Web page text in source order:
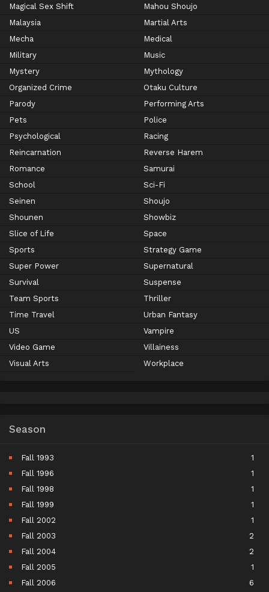
Magical Sex Shift
Mahou Shoujo
Malaysia
Martial Arts
Mecha
Medical
Military
Music
Mystery
Mythology
Organized Crime
Otaku Culture
Parody
Performing Arts
Pets
Police
Psychological
Racing
Reincarnation
Reverse Harem
Romance
Samurai
School
Sci-Fi
Seinen
Shoujo
Shounen
Showbiz
Slice of Life
Space
Sports
Strategy Game
Super Power
Supernatural
Survival
Suspense
Team Sports
Thriller
Time Travel
Urban Fantasy
US
Vampire
Video Game
Villainess
Visual Arts
Workplace
Season
Fall 1993
1
Fall 1996
1
Fall 1998
1
Fall 1999
1
Fall 2002
1
Fall 2003
2
Fall 2004
2
Fall 2005
1
Fall 2006
6